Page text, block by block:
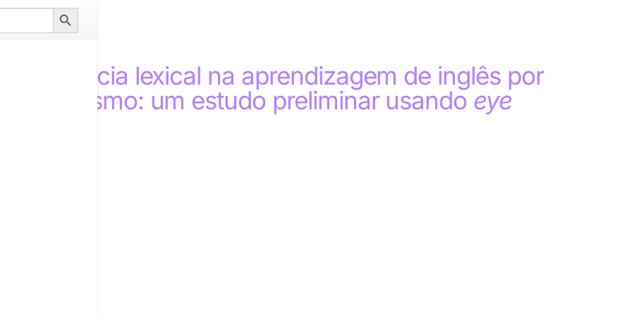
Search
Button
e acurácia lexical na aprendizagem de inglês por
com autismo: um estudo preliminar usando eye